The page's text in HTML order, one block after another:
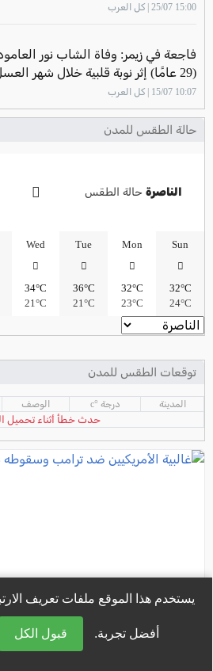
حالة الطقس للمدن
الناصرةحالة الطقس
Sun
32°C
24°C
Mon
32°C
23°C
Tue
36°C
21°C
Wed
34°C
21°C
توقعات الطقس للمدن
المدينة درجة °c الوصف
حدث خطأ أثناء تحميل
15:00 25/07 | كل العرب
فاجعة في زيمر: وفاة الشاب نور
(29 عامًا) إثر نوبة قلبية خلال شهر
في تايلاند
10:07 15/07 | كل العرب
يستخدم هذا الموقع ملفات تعريف
أفضل تجربة. قبول الكل